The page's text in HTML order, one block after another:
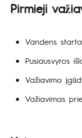
Pirmieji
Vandens
Pusiausvyros
Važiavimo
Važiavimas